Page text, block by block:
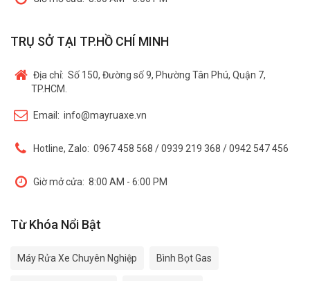
TRỤ SỞ TẠI TP.HỒ CHÍ MINH
Địa chỉ: Số 150, Đường số 9, Phường Tân Phú, Quận 7,
TP.HCM.
Email: info@mayruaxe.vn
Hotline, Zalo: 0967 458 568 / 0939 219 368 / 0942 547 456
Giờ mở cửa: 8:00 AM - 6:00 PM
Từ Khóa Nổi Bật
Máy Rửa Xe Chuyên Nghiệp Bình Bọt Gas